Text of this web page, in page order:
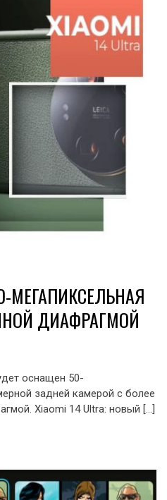
МЕГАПИКСЕЛЬНАЯ
ДИАФРАГМОЙ
оснащен 50-
задней камерой с более
Xiaomi 14 Ultra: новый […]